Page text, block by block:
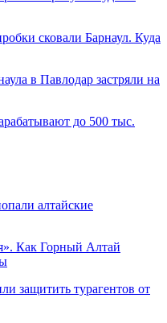
сковали Барнаул. Куда
в Павлодар застряли на
до 500 тыс.
алтайские
Как Горный Алтай
защитить турагентов от